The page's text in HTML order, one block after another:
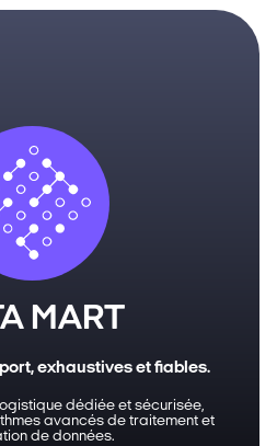
MART
exhaustives et fiables.
dédiée et sécurisée,
avancés de traitement et
de données.